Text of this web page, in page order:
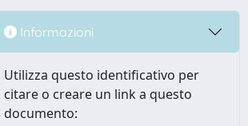
Informazioni
Utilizza questo identificativo per
citare o creare un link a questo
documento: